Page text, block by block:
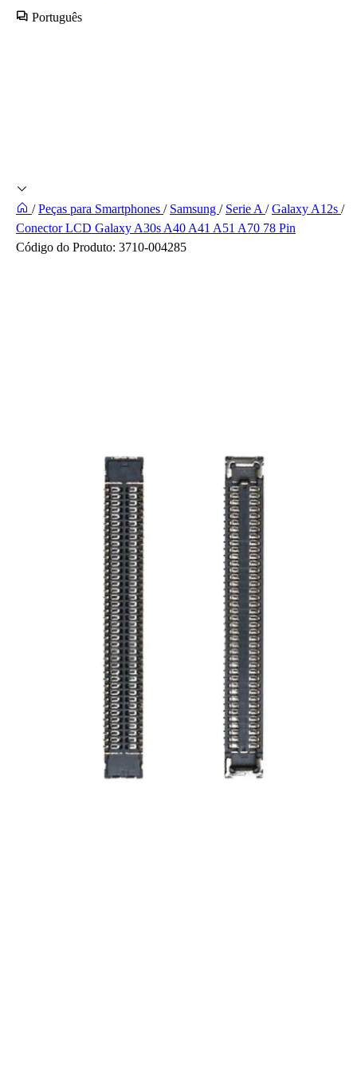
Português
/ Peças para Smartphones / Samsung / Serie A/ Galaxy A12s /
Conector LCD Galaxy A30s A40 A41 A51 A70 78 Pin
Código do Produto: 3710-004285